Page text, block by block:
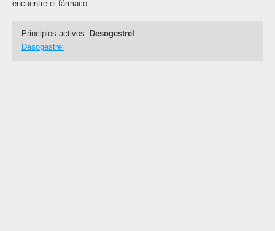
encuentre el fármaco.
Principios activos: Desogestrel
Desogestrel